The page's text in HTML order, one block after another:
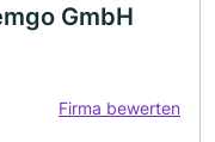
GmbH
Firma bewerten